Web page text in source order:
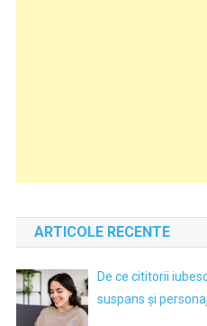
ARTICOLE RECENTE
De ce cititorii
suspans și